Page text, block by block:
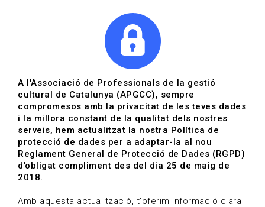
Actualitza't
Vols estar al dia?
HOME / BLOG
Estigues al dia
A l'Associació de Professionals de la gestió
cultural de Catalunya (APGCC), sempre
compromesos amb la privacitat de les teves dades
i la millora constant de la qualitat dels nostres
serveis, hem actualitzat la nostra Política de
protecció de dades per a adaptar-la al nou
Reglament General de Protecció de Dades (RGPD)
d'obligat compliment des del dia 25 de maig de
2018.
Amb aquesta actualització, t'oferim informació clara i